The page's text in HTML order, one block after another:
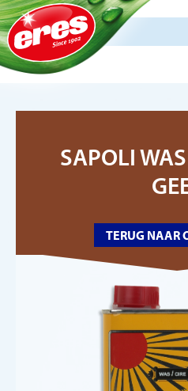
SAPOLI
TERUG NAAR